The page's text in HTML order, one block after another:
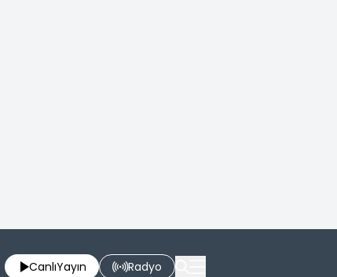
CanlıYayın Radyo